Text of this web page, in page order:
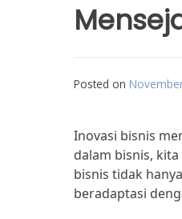
Posted on
Inovasi bisnis
dalam bisnis,
bisnis tidak
beradaptasi